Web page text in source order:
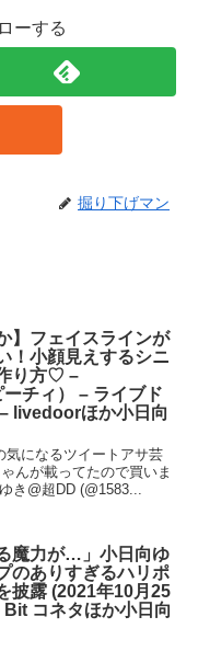
ーする
掘り下げマン
】フェイスラインが
！小顔見えするシニ
り方♡ –
チィ） – ライブド
livedoorほか小日向
気になるツイートアサ芸
んが載ってたので買いま
@超DD (@1583...
魔力が…」小日向ゆ
のありすぎるハリポ
披露 (2021年10月25
Bit コネタほか小日向